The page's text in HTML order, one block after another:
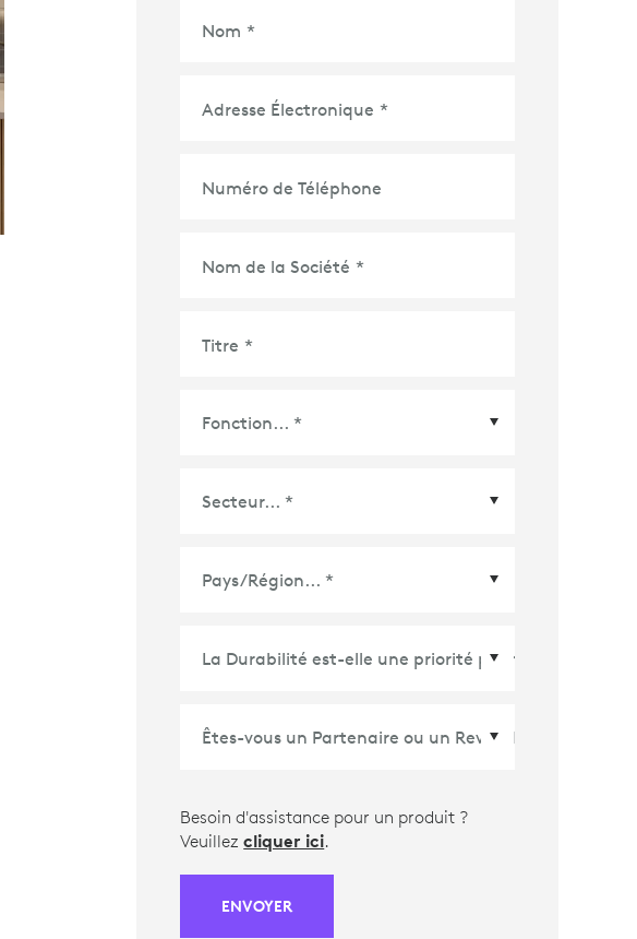
Nom *
Adresse Électronique *
Numéro de Téléphone
Nom de la Société *
Titre *
Pays/Région *
Besoin d'assistance pour un produit ?
Veuillezcliquer ici.
ENVOYER